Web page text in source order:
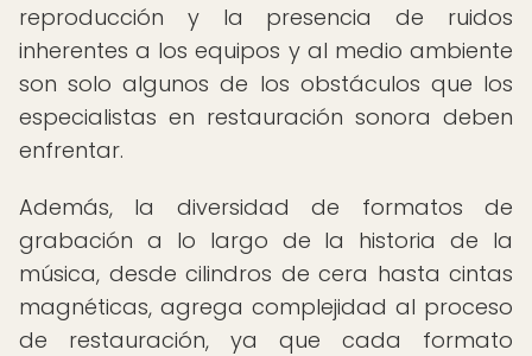
reproducción y la presencia de ruidos
inherentes a los equipos y al medio ambiente
son solo algunos de los obstáculos que los
especialistas en restauración sonora deben
enfrentar.
Además, la diversidad de formatos de
grabación a lo largo de la historia de la
música, desde cilindros de cera hasta cintas
magnéticas, agrega complejidad al proceso
de restauración, ya que cada formato